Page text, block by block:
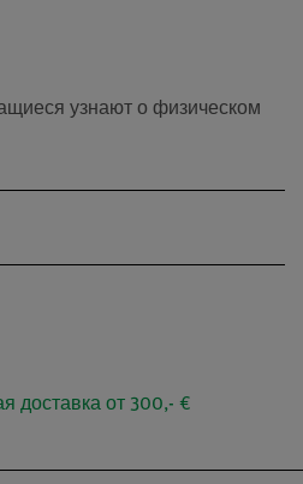
узнают о физическом
доставка от 300,- €